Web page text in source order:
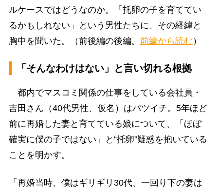
ルケースではどうなのか。「托卵の子を育ててい
るかもしれない」という男性たちに、その経緯と
胸中を聞いた。（前後編の後編。 前編から読む ）
「そんなわけはない」と言い切れる根拠
都内でマスコミ関係の仕事をしている会社員・
吉田さん（40代男性、仮名）はバツイチ。5年ほど
前に再婚した妻と育てている娘について、「ほぼ
確実に僕の子ではない」と“托卵”疑惑を抱いている
ことを明かす。
「再婚当時、僕はギリギリ30代、一回り下の妻は